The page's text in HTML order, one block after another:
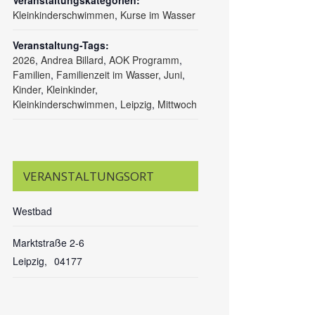
Kleinkinderschwimmen, Kurse im Wasser
Veranstaltung-Tags:
2026, Andrea Billard, AOK Programm,
Familien, Familienzeit im Wasser, Juni,
Kinder, Kleinkinder,
Kleinkinderschwimmen, Leipzig, Mittwoch
VERANSTALTUNGSORT
Westbad
Marktstraße 2-6
Leipzig, 04177